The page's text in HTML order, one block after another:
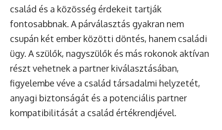
család és a közösség érdekeit tartják
fontosabbnak. A párválasztás gyakran nem
csupán két ember közötti döntés, hanem családi
ügy. A szülők, nagyszülők és más rokonok aktívan
részt vehetnek a partner kiválasztásában,
figyelembe véve a család társadalmi helyzetét,
anyagi biztonságát és a potenciális partner
kompatibilitását a család értékrendjével.